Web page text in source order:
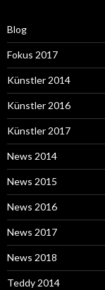
Blog
Fokus 2017
Künstler 2014
Künstler 2016
Künstler 2017
News 2014
News 2015
News 2016
News 2017
News 2018
Teddy 2014